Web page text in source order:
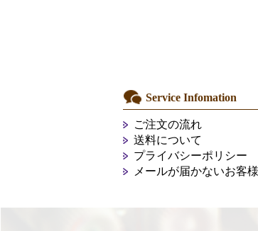
Service Infomation
ご注文の流れ
送料について
プライバシーポリシー
メールが届かないお客